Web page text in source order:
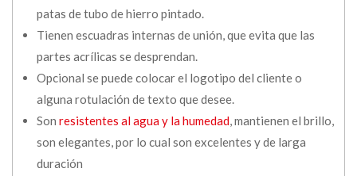
patas de tubo de hierro pintado.
Tienen escuadras internas de unión, que evita que las
partes acrílicas se desprendan.
Opcional se puede colocar el logotipo del cliente o
alguna rotulación de texto que desee.
Son resistentes al agua y la humedad, mantienen el brillo,
son elegantes, por lo cual son excelentes y de larga
duración